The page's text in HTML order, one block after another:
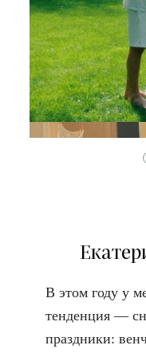
В этом году у
тенденция —
праздники: